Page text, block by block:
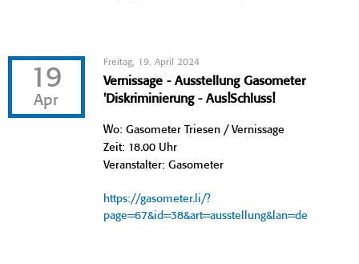
19
Apr
Freitag, 19. April 2024
Vernissage - Ausstellung Gasometer
'Diskriminierung - Aus!Schluss!
Wo: Gasometer Triesen / Vernissage
Zeit: 18.00 Uhr
Veranstalter: Gasometer
https://gasometer.li/?
page=67&id=38&art=ausstellung&lan=de